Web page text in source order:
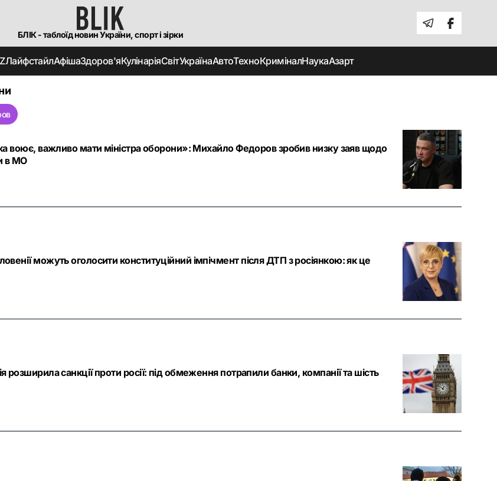
БЛІК - таблоїд новин України, спорт і зірки
ЛайфстайлАфішаЗдоров'яКулінаріяСвітУкраїнаАвтоТехноКриміналНаукаАзарт
воює, важливо мати міністра оборони»: Михайло Федоров зробив низку заяв щодо
в МО
можуть оголосити конституційний імпічмент після ДТП з росіянкою: як це
розширила санкції проти росії: під обмеження потрапили банки, компанії та шість